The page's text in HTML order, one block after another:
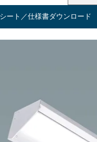
ート／仕様書ダウンロード